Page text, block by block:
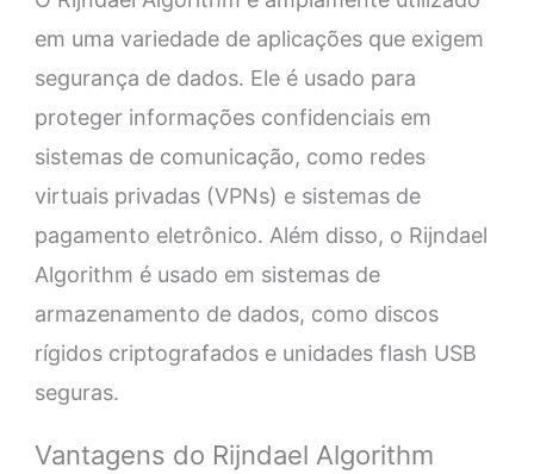
em uma variedade de aplicações que exigem
segurança de dados. Ele é usado para
proteger informações confidenciais em
sistemas de comunicação, como redes
virtuais privadas (VPNs) e sistemas de
pagamento eletrônico. Além disso, o Rijndael
Algorithm é usado em sistemas de
armazenamento de dados, como discos
rígidos criptografados e unidades flash USB
seguras.
Vantagens do Rijndael Algorithm